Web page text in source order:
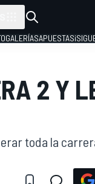
APUESTAS
2 Y
toda la